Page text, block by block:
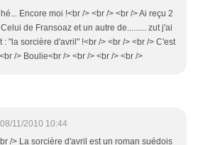
Encore moi !<br /> <br /> <br /> Ai reçu 2
de Fransoaz et un autre de......... zut j'ai
: "la sorcière d'avril" !<br /> <br /> <br /> C'est
/> Boulie<br /> <br /> <br /> <br />
08/11/2010 10:44
/> La sorcière d'avril est un roman suédois